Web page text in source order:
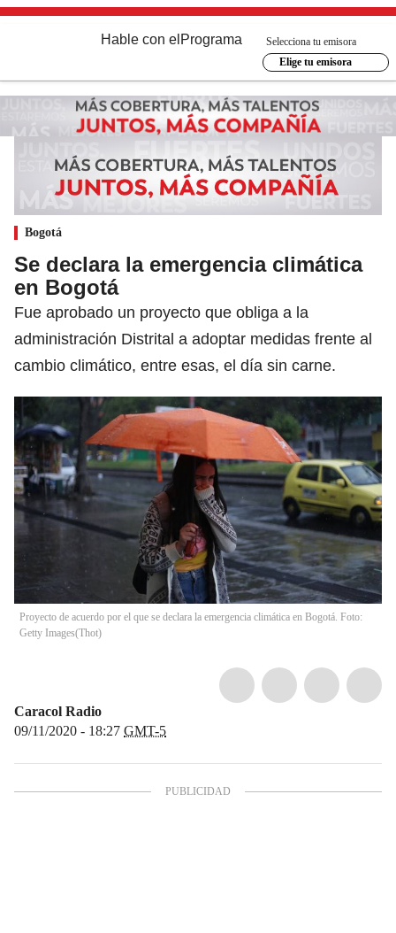
Hable con el Programa
Selecciona tu emisora
Elige tu emisora
Bogotá
Se declara la emergencia climática
en Bogotá
Fue aprobado un proyecto que obliga a la
administración Distrital a adoptar medidas frente al
cambio climático, entre esas, el día sin carne.
Proyecto de acuerdo por el que se declara la emergencia climática en Bogotá. Foto:
Getty Images(Thot)
Caracol Radio
09/11/2020 - 18:27 GMT-5